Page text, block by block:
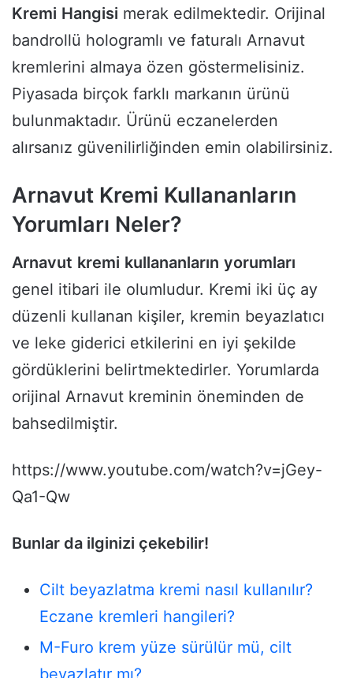
Kremi Hangisi merak edilmektedir. Orijinal
bandrollü hologramlı ve faturalı Arnavut
kremlerini almaya özen göstermelisiniz.
Piyasada birçok farklı markanın ürünü
bulunmaktadır. Ürünü eczanelerden
alırsanız güvenilirliğinden emin olabilirsiniz.
Arnavut Kremi Kullananların
Yorumları Neler?
Arnavut kremi kullananların yorumları
genel itibari ile olumludur. Kremi iki üç ay
düzenli kullanan kişiler, kremin beyazlatıcı
ve leke giderici etkilerini en iyi şekilde
gördüklerini belirtmektedirler. Yorumlarda
orijinal Arnavut kreminin öneminden de
bahsedilmiştir.
https://www.youtube.com/watch?v=jGey-
Qa1-Qw
Bunlar da ilginizi çekebilir!
Cilt beyazlatma kremi nasıl kullanılır?
Eczane kremleri hangileri?
M-Furo krem yüze sürülür mü, cilt